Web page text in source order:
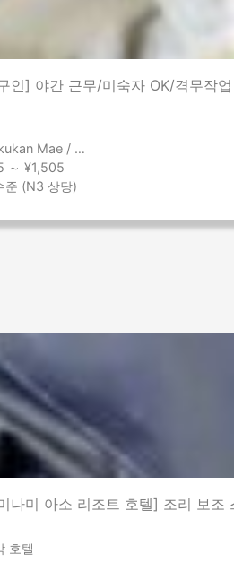
인] 야간 근무/미숙자 OK/격무작
市立体育館前 / 熊本県
～ ¥1,505
준 (N3 상당)
나미 아소 리조트 호텔] 조리 보
호텔